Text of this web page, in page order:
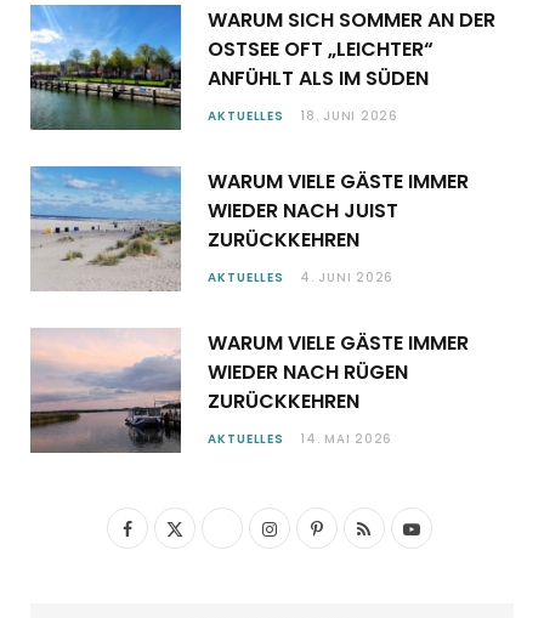
WARUM SICH SOMMER AN DER
OSTSEE OFT „LEICHTER“
ANFÜHLT ALS IM SÜDEN
AKTUELLES 18. JUNI 2026
WARUM VIELE GÄSTE IMMER
WIEDER NACH JUIST
ZURÜCKKEHREN
AKTUELLES 4. JUNI 2026
WARUM VIELE GÄSTE IMMER
WIEDER NACH RÜGEN
ZURÜCKKEHREN
AKTUELLES 14. MAI 2026
F
X
I
P
R
Y